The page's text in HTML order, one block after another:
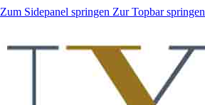
Zum Sidepanel springen Zur Topbar springen